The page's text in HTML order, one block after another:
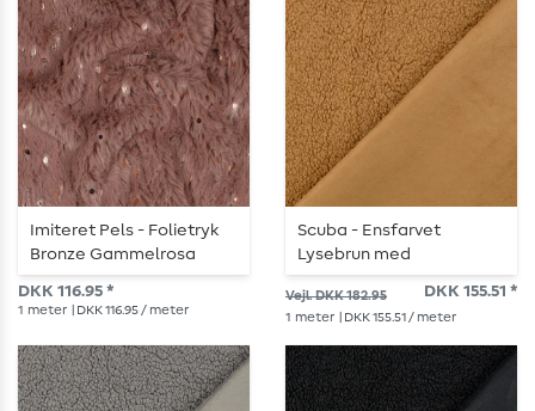
Imiteret Pels - Folietryk
Bronze Gammelrosa
DKK 116.95 *
1 meter | DKK 116.95 / meter
Scuba - Ensfarvet
Lysebrun med
Pelsbagside
Vejl. DKK 182.95 DKK 155.51 *
1 meter | DKK 155.51 / meter